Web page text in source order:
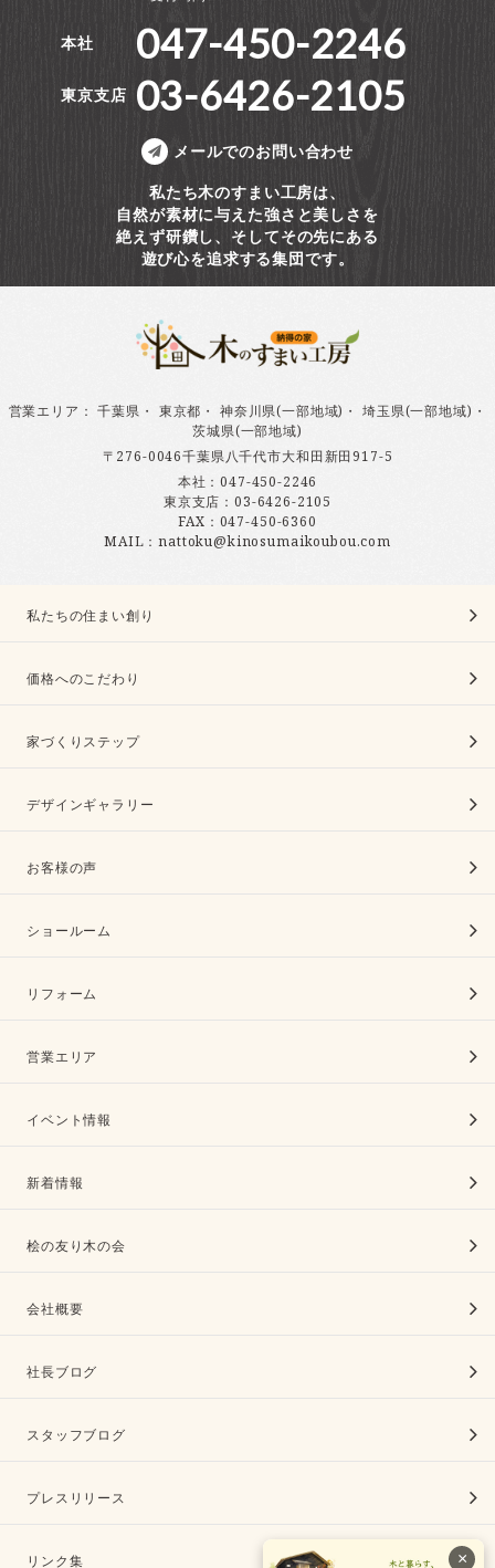
×
本社 047-450-2246
東京支店 03-6426-2105
メールでのお問い合わせ
私たち木のすまい工房は、
自然が素材に与えた強さと美しさを
絶えず研鑽し、そしてその先にある
遊び心を追求する集団です。
営業エリア ：千葉県 ・ 東京都 ・ 神奈川県(一部地域) ・ 埼玉県(一部地域) ・
茨城県(一部地域)
〒276-0046千葉県八千代市大和田新田917-5
本社：047-450-2246
東京支店：03-6426-2105
FAX：047-450-6360
MAIL：nattoku@kinosumaikoubou.com
私たちの住まい創り
価格へのこだわり
家づくりステップ
デザインギャラリー
お客様の声
ショールーム
リフォーム
営業エリア
イベント情報
新着情報
桧の友り木の会
会社概要
社長ブログ
スタッフブログ
プレスリリース
リンク集